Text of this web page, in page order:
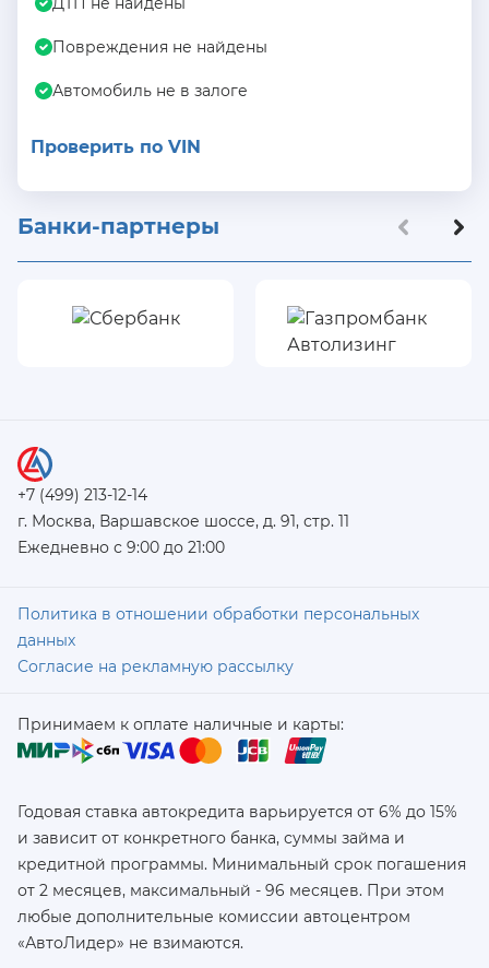
Повреждения не найдены
Автомобиль не в залоге
Проверить по VIN
Банки-партнеры
+7 (499) 213-12-14
г. Москва, Варшавское шоссе, д. 91, стр. 11
Ежедневно с 9:00 до 21:00
Политика в отношении обработки персональных
данных
Согласие на рекламную рассылку
Принимаем к оплате наличные и карты:
Годовая ставка автокредита варьируется от 6% до 15%
и зависит от конкретного банка, суммы займа и
кредитной программы. Минимальный срок погашения
от 2 месяцев, максимальный - 96 месяцев. При этом
любые дополнительные комиссии автоцентром
«АвтоЛидер» не взимаются.